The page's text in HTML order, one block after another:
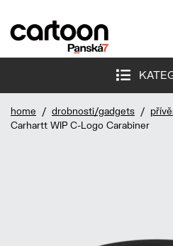
home / drobnosti/gadgets /
Carhartt WIP C-Logo Carabiner